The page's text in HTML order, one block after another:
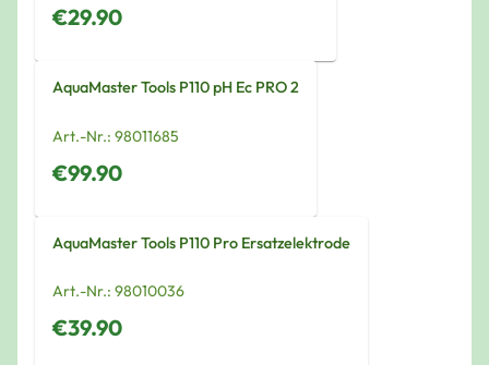
€29.90
AquaMaster Tools P110 pH Ec PRO 2
Art.-Nr.: 98011685
€99.90
AquaMaster Tools P110 Pro Ersatzelektrode
Art.-Nr.: 98010036
€39.90